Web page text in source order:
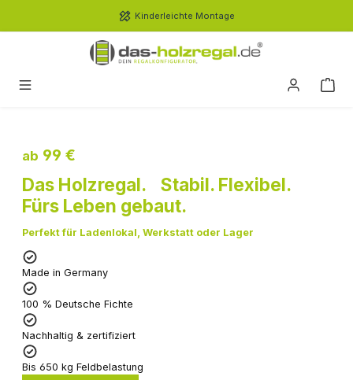
Zum Hauptinhalt springen Kinderleichte Montage
ab 99 €
Das Holzregal. Stabil. Flexibel.
Fürs Leben gebaut.
Perfekt für Ladenlokal, Werkstatt oder Lager
Made in Germany
100 % Deutsche Fichte
Nachhaltig & zertifiziert
Bis 650 kg Feldbelastung